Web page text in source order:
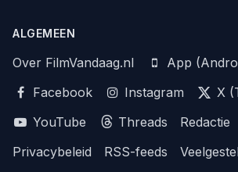
ALGEMEEN
Over FilmVandaag.nl
App
Facebook
Instagram
X
YouTube
Threads Redactie
Privacybeleid
RSS-feeds